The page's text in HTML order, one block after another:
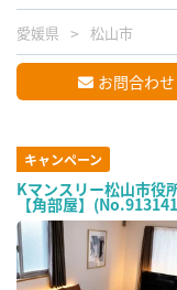
愛媛県 松山市
お問合わせ
キャンペーン
Kマンスリー松山市役
【角部屋】